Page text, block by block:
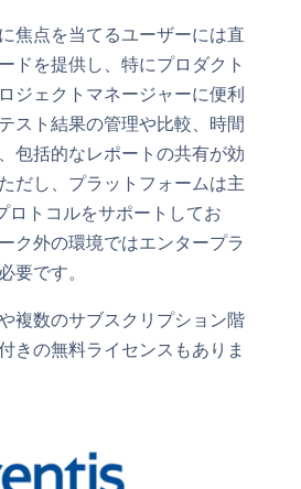
焦点を当てるユーザーには直
ドを提供し、特にプロダクト
ジェクトマネージャーに便利
スト結果の管理や比較、時間
包括的なレポートの共有が効
だし、プラットフォームは主
ロトコルをサポートしてお
ク外の環境ではエンタープラ
要です。
複数のサブスクリプション階
きの無料ライセンスもありま